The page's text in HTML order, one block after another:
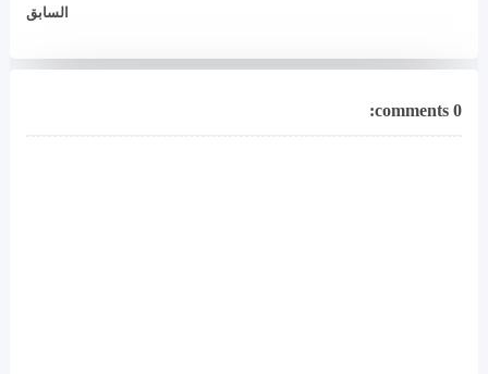
السابق
0 comments: